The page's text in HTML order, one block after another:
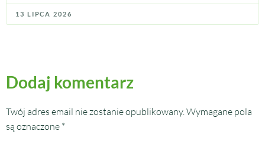
13 LIPCA 2026
Dodaj komentarz
Twój adres email nie zostanie opublikowany. Wymagane pola
są oznaczone *